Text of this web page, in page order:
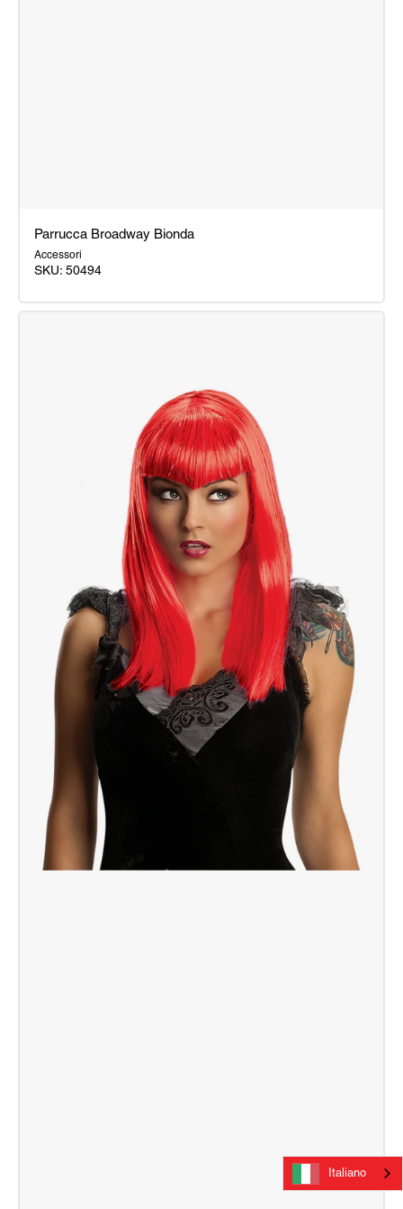
Parrucca
Parrucca Broadway Bionda
Accessori
SKU: 50494
Italiano